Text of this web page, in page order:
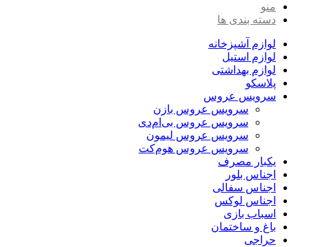
منو
دسته بندی ها
لوازم آشپزخانه
لوازم استیل
لوازم بهداشتی
پلاسکو
سرویس عروس
سرویس عروس بازن
سرویس عروس بی‌ام‌دی
سرویس عروس لیمون
سرویس عروس هوم‌کت
یکبار مصرف
اجناس بلور
اجناس سفالی
اجناس لوکس
اسباب بازی
باغ و ساختمان
حراجی